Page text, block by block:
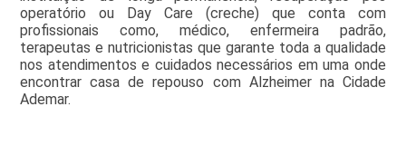
operatório ou Day Care (creche) que conta com
profissionais como, médico, enfermeira padrão,
terapeutas e nutricionistas que garante toda a qualidade
nos atendimentos e cuidados necessários em uma onde
encontrar casa de repouso com Alzheimer na Cidade
Ademar.